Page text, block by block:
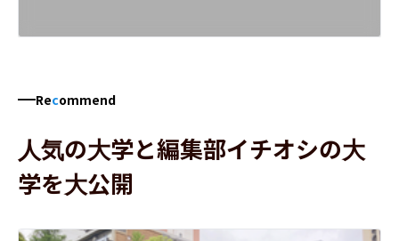
Recommend
人気の大学と編集部イチオシの大
学を大公開